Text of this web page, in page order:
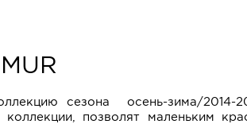
сезона осень-зима/
коллекции, позволят маленьким